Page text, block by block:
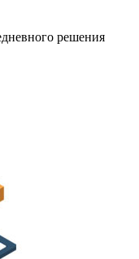
решения